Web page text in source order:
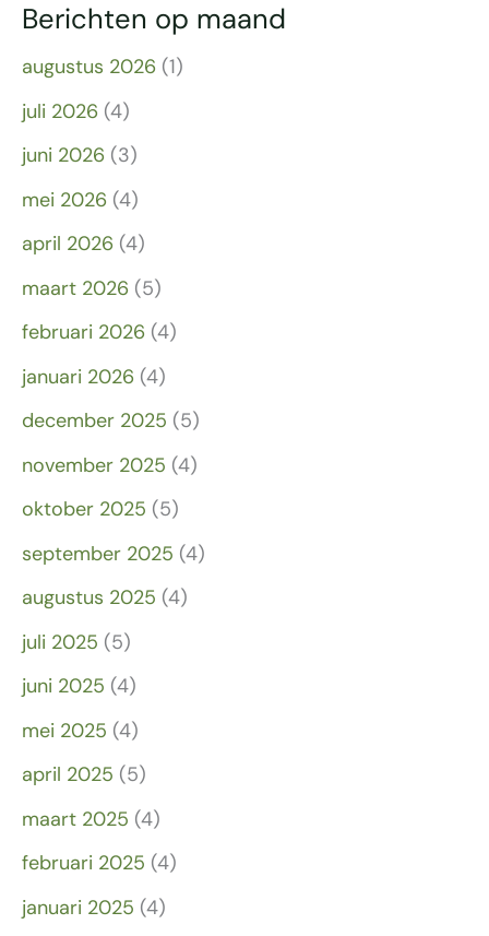
Berichten op maand
augustus 2026 (1)
juli 2026 (4)
juni 2026 (3)
mei 2026 (4)
april 2026 (4)
maart 2026 (5)
februari 2026 (4)
januari 2026 (4)
december 2025 (5)
november 2025 (4)
oktober 2025 (5)
september 2025 (4)
augustus 2025 (4)
juli 2025 (5)
juni 2025 (4)
mei 2025 (4)
april 2025 (5)
maart 2025 (4)
februari 2025 (4)
januari 2025 (4)